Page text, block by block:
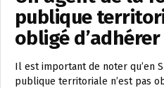
publique
obligé
Il est important de noter qu’en
publique territoriale n’est pas